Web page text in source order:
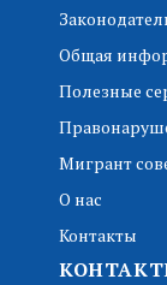
Общая
Полезные
Мигрант
О нас
Контакты